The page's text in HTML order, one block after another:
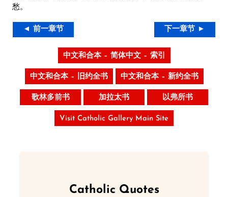
愁。
◄ 前一章节 下一章节 ►
中文和合本 – 简体中文 – 索引
中文和合本 – 旧约全书 中文和合本 – 新约全书
歌林多前书 加拉太书 以弗所书
Visit Catholic Gallery Main Site
Catholic Quotes